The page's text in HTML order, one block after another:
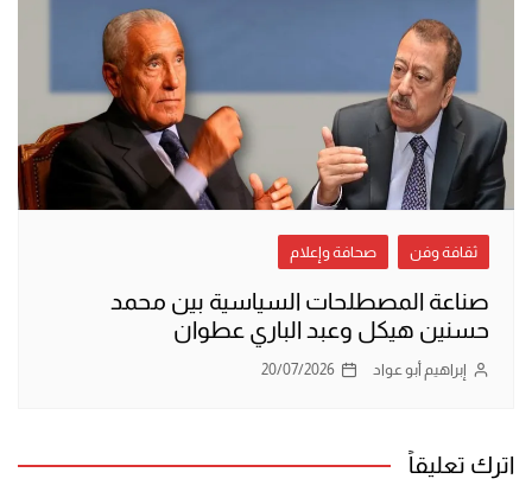
ثقافة وفن صحافة وإعلام
صناعة المصطلحات السياسية بين محمد
حسنين هيكل وعبد الباري عطوان
إبراهيم أبو عواد 20/07/2026
اترك تعليقاً